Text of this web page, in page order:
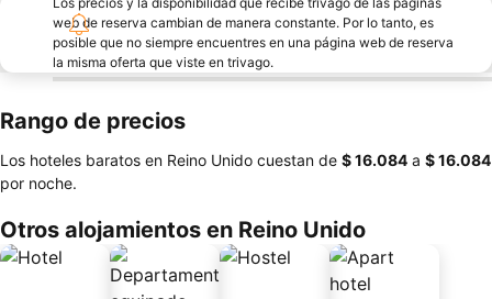
web de reserva cambian de manera constante. Por lo tanto, es
posible que no siempre encuentres en una página web de reserva
la misma oferta que viste en trivago.
Rango de precios
Los hoteles baratos en Reino Unido cuestan de ‎$ 16.084 a ‎$ 16.084
por noche.
Otros alojamientos en Reino Unido